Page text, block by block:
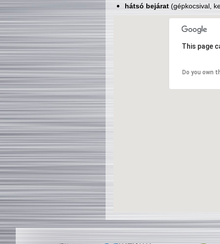
hátsó bejárat(gépkocsival,
This page
Do you own